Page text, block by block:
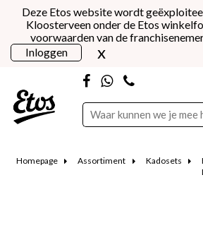
Deze Etos website wordt
Kloosterveen onder de Etos
voorwaarden van de
Inloggen
x
Homepage Assortiment Kadosets